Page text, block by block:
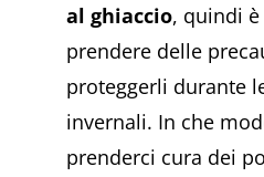
al ghiaccio, quindi
prendere delle
proteggerli durante
invernali. In che
prenderci cura dei